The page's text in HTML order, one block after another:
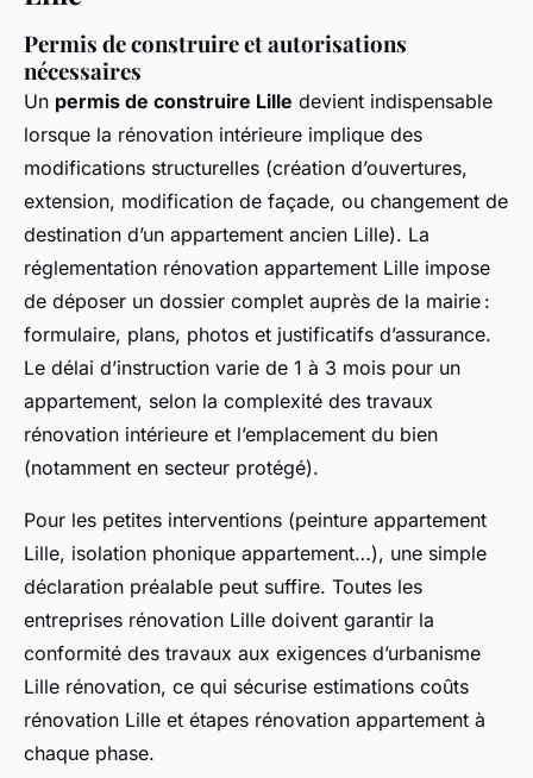
Permis de construire et autorisations
nécessaires
Un permis de construire Lille devient indispensable
lorsque la rénovation intérieure implique des
modifications structurelles (création d’ouvertures,
extension, modification de façade, ou changement de
destination d’un appartement ancien Lille). La
réglementation rénovation appartement Lille impose
de déposer un dossier complet auprès de la mairie :
formulaire, plans, photos et justificatifs d’assurance.
Le délai d’instruction varie de 1 à 3 mois pour un
appartement, selon la complexité des travaux
rénovation intérieure et l’emplacement du bien
(notamment en secteur protégé).
Pour les petites interventions (peinture appartement
Lille, isolation phonique appartement…), une simple
déclaration préalable peut suffire. Toutes les
entreprises rénovation Lille doivent garantir la
conformité des travaux aux exigences d’urbanisme
Lille rénovation, ce qui sécurise estimations coûts
rénovation Lille et étapes rénovation appartement à
chaque phase.